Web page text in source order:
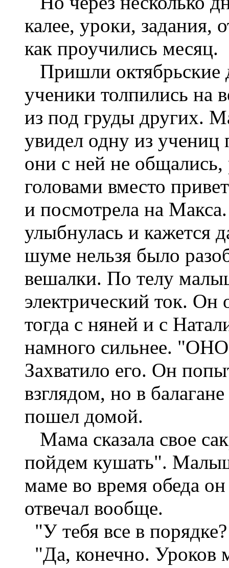
калее, уроки, задания,
как проучились месяц.
Пришли октябрьские
ученики толпились на
из под груды других.
увидел одну из учениц
они с ней не общались,
головами вместо
и посмотрела на
улыбнулась и кажется
шуме нельзя было
вешалки. По телу
электрический ток. Он
тогда с няней и с
намного сильнее.
Захватило его. Он
взглядом, но в
пошел домой.
Мама сказала свое
пойдем кушать".
маме во время обеда
отвечал вообще.
"У тебя все в
"Да, конечно. Уроков